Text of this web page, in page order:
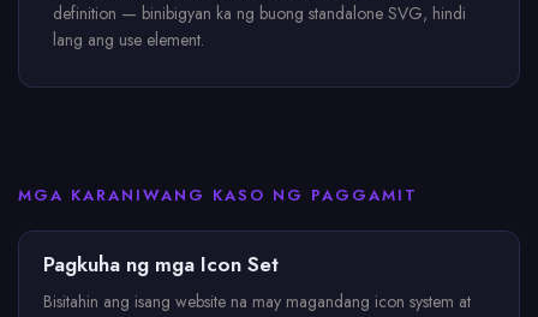
definition — binibigyan ka ng buong standalone SVG, hindi
lang ang use element.
MGA KARANIWANG KASO NG PAGGAMIT
Pagkuha ng mga Icon Set
Bisitahin ang isang website na may magandang icon system at